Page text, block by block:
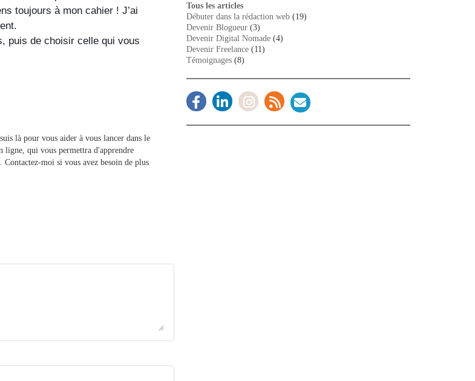
toujours à mon cahier ! J’ai
puis de choisir celle qui vous
là pour vous aider à vous lancer dans le
ligne, qui vous permettra d'apprendre
moi si vous avez besoin de plus
Tous les articles
Débuter dans la rédaction web (19)
Devenir Blogueur (3)
Devenir Digital Nomade (4)
Devenir Freelance (11)
Témoignages (8)